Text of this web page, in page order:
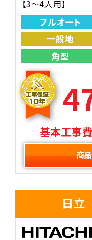
【3〜4人用】
フルオート
一般地
角型
基本工事
日